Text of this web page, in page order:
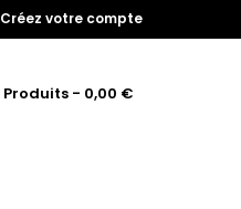
Créez votre compte
Produits - 0,00 €